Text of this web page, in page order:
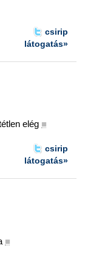
csirip
látogatás»
elég ■
csirip
látogatás»
■